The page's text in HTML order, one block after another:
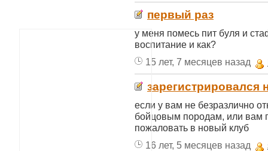
первый раз
у меня помесь пит буля и
воспитание и как?
15 лет, 7 месяцев назад
зарегистрировался
если у вам не безразлично
бойцовым породам, или вам
пожаловать в новый клуб
16 лет, 5 месяцев назад